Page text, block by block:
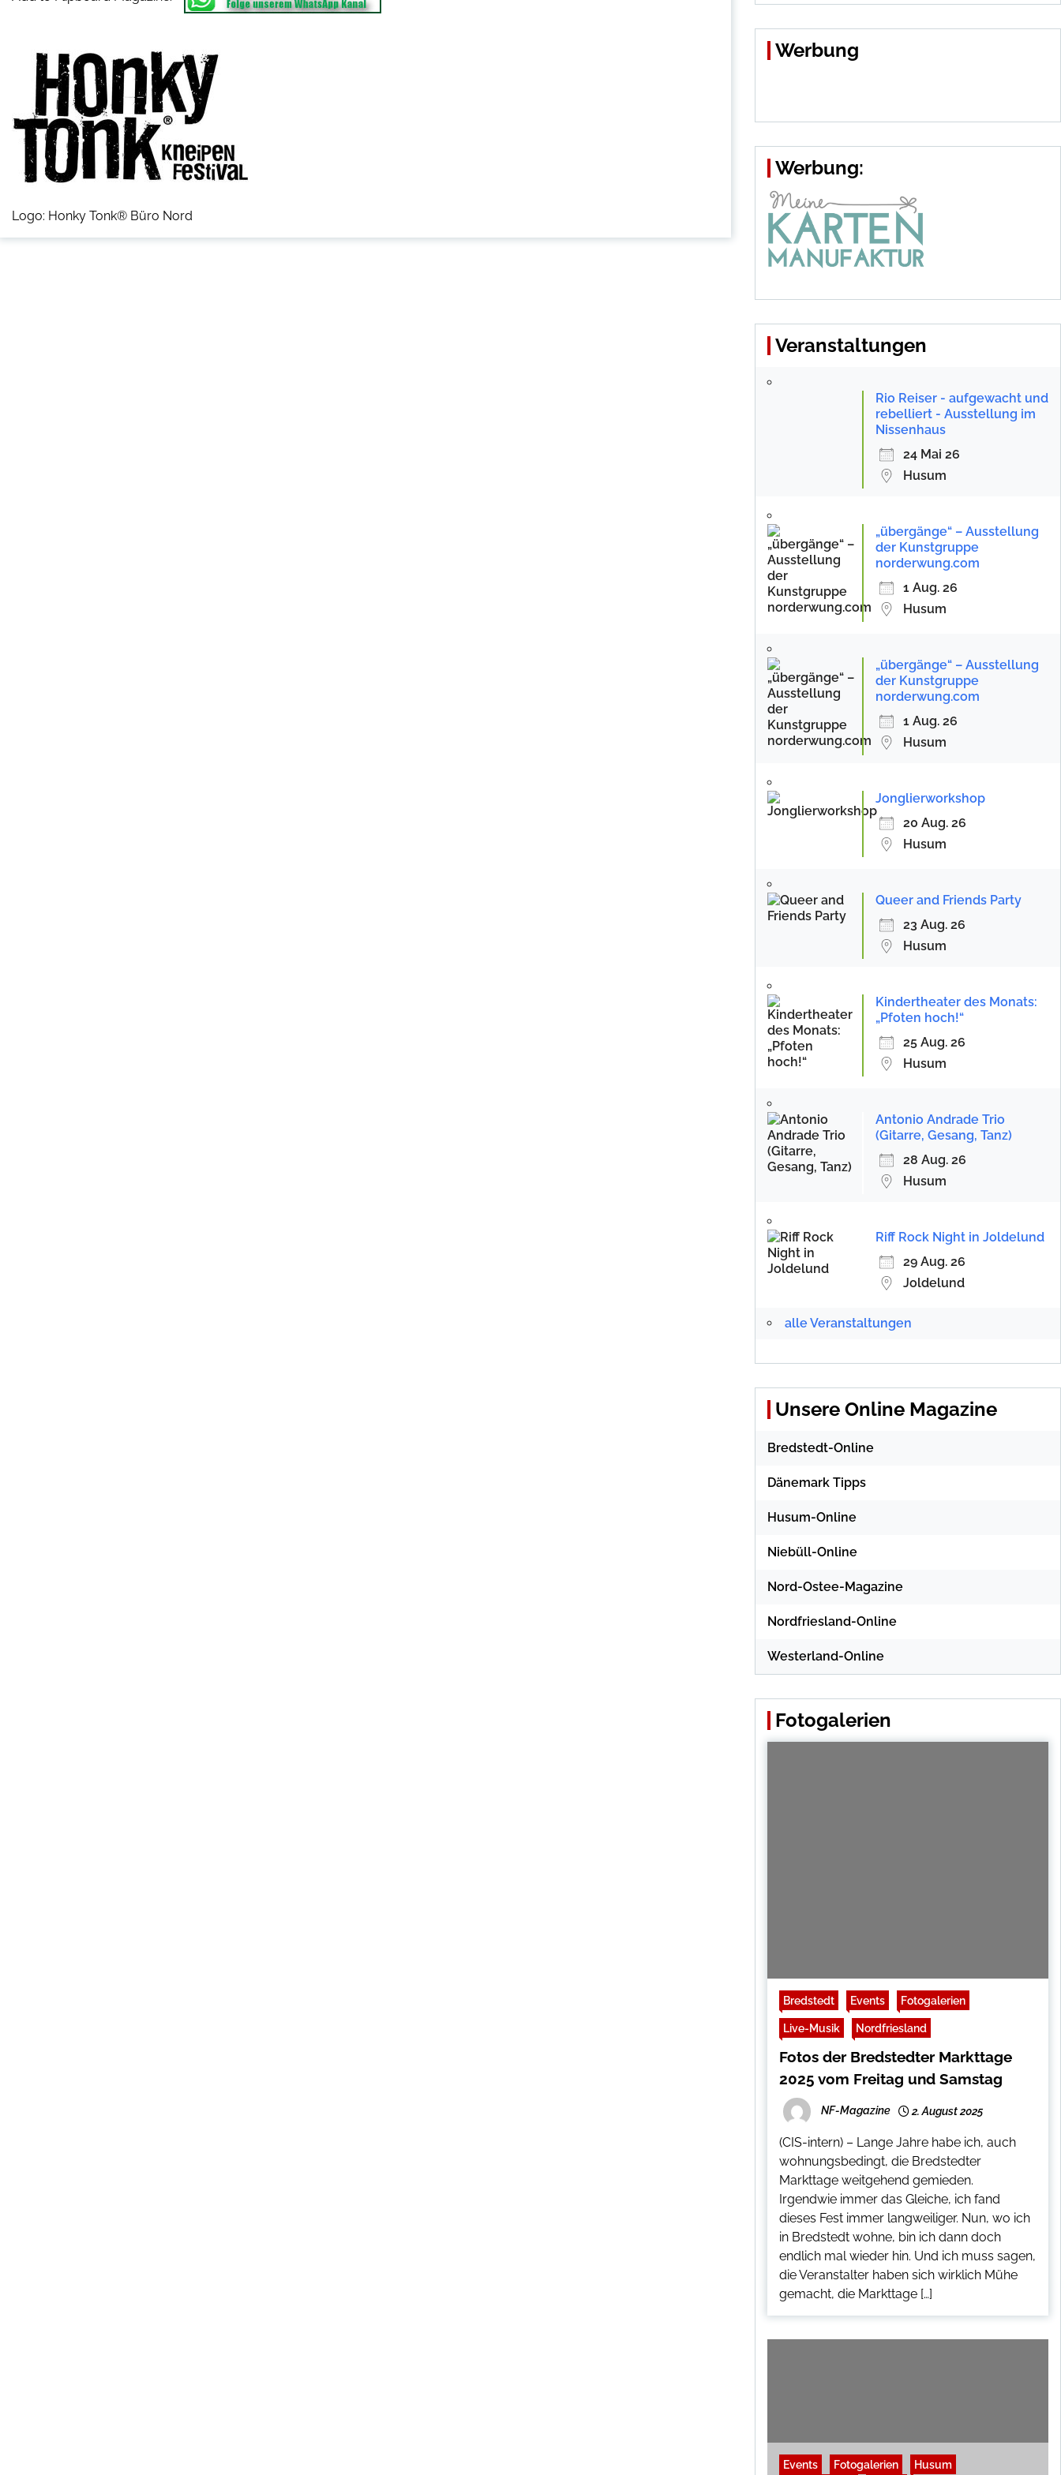
Logo: Honky Tonk® Büro Nord
Werbung
Werbung:
Veranstaltungen
Rio Reiser - aufgewacht und
rebelliert - Ausstellung im
Nissenhaus
24 Mai 26
Husum
„übergänge“ – Ausstellung
der Kunstgruppe
norderwung.com
1 Aug. 26
Husum
„übergänge“ – Ausstellung
der Kunstgruppe
norderwung.com
1 Aug. 26
Husum
Jonglierworkshop
20 Aug. 26
Husum
Queer and Friends Party
23 Aug. 26
Husum
Kindertheater des Monats:
„Pfoten hoch!“
25 Aug. 26
Husum
Antonio Andrade Trio
(Gitarre, Gesang, Tanz)
28 Aug. 26
Husum
Riff Rock Night in Joldelund
29 Aug. 26
Joldelund
alle Veranstaltungen
Unsere Online Magazine
Bredstedt-Online
Dänemark Tipps
Husum-Online
Niebüll-Online
Nord-Ostee-Magazine
Nordfriesland-Online
Westerland-Online
Fotogalerien
Bredstedt Events Fotogalerien
Live-Musik Nordfriesland
Fotos der Bredstedter Markttage
2025 vom Freitag und Samstag
NF-Magazine 2. August 2025
(CIS-intern) – Lange Jahre habe ich, auch
wohnungsbedingt, die Bredstedter
Markttage weitgehend gemieden.
Irgendwie immer das Gleiche, ich fand
dieses Fest immer langweiliger. Nun, wo ich
in Bredstedt wohne, bin ich dann doch
endlich mal wieder hin. Und ich muss sagen,
die Veranstalter haben sich wirklich Mühe
gemacht, die Markttage […]
Events Fotogalerien Husum